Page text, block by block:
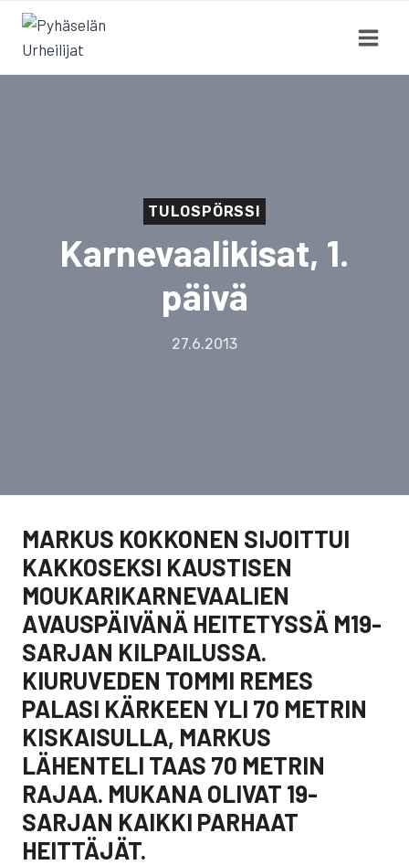
Siirry
sisältöön
TULOSPÖRSSI
Karnevaalikisat, 1.
päivä
27.6.2013
MARKUS KOKKONEN SIJOITTUI
KAKKOSEKSI KAUSTISEN
MOUKARIKARNEVAALIEN
AVAUSPÄIVÄNÄ HEITETYSSÄ M19-
SARJAN KILPAILUSSA.
KIURUVEDEN TOMMI REMES
PALASI KÄRKEEN YLI 70 METRIN
KISKAISULLA, MARKUS
LÄHENTELI TAAS 70 METRIN
RAJAA. MUKANA OLIVAT 19-
SARJAN KAIKKI PARHAAT
HEITTÄJÄT.